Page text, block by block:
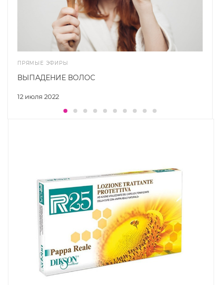
ПРЯМЫЕ ЭФИРЫ
12 июля 2022
ВЫПАДЕНИЕ ВОЛОС